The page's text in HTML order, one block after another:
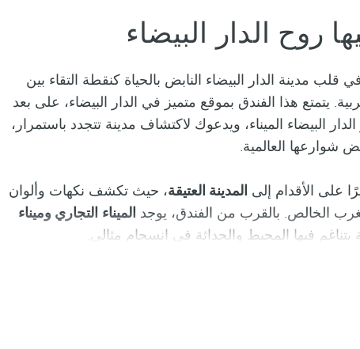
روح الدار البيضاء
قلب مدينة الدار البيضاء النابض بالحياة كنقطة التقاء بين
يتمتع هذا الفندق بموقع متميز في الدار البيضاء، على بعد
البيضاء الميناء، ويدعوك لاكتشاف مدينة تتجدد باستمرار،
شوارعها العالمية.
على الأقدام إلى المدينة العتيقة، حيث تكشف نكهات وألوان
الخالص. بالقرب من الفندق، يوجد الميناء التجاري وميناء
فيها المحيط والحداثة في انسجام مثالي.